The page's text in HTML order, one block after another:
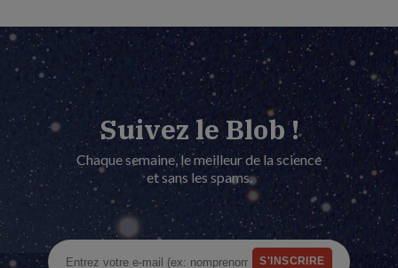
Suivez le Blob !
Chaque semaine, le meilleur de la science
et sans les spams.